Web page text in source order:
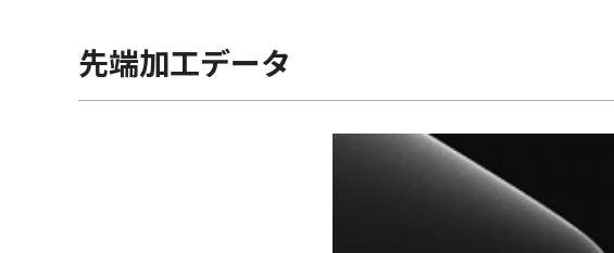
先端加工データ